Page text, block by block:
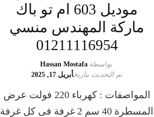
موديل 603 ام تو باك
ماركة المهندس منسي
01211116954
بواسطةHassan Mostafa
تم التحديث بتاريخأبريل 17, 2025
المواصفات : كهرباء 220 فولت عرض
المسطرة 40 سم 2 غرفة فى كل غرفة